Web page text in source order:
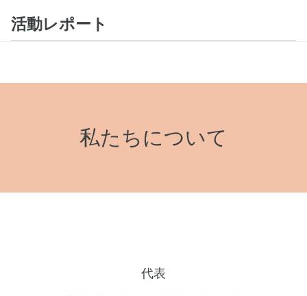
活動レポート
私たちについて
代表